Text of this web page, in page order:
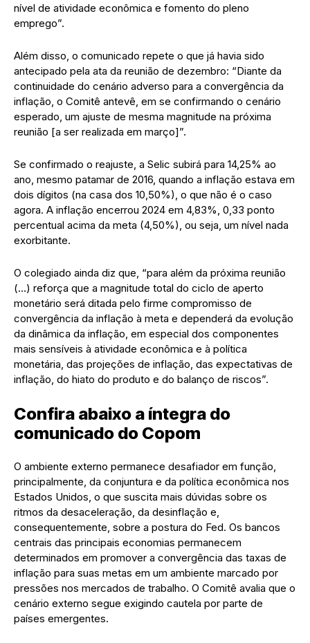
nível de atividade econômica e fomento do pleno
emprego”.
Além disso, o comunicado repete o que já havia sido
antecipado pela ata da reunião de dezembro: “Diante da
continuidade do cenário adverso para a convergência da
inflação, o Comitê antevê, em se confirmando o cenário
esperado, um ajuste de mesma magnitude na próxima
reunião [a ser realizada em março]”.
Se confirmado o reajuste, a Selic subirá para 14,25% ao
ano, mesmo patamar de 2016, quando a inflação estava em
dois dígitos (na casa dos 10,50%), o que não é o caso
agora. A inflação encerrou 2024 em 4,83%, 0,33 ponto
percentual acima da meta (4,50%), ou seja, um nível nada
exorbitante.
O colegiado ainda diz que, “para além da próxima reunião
(…) reforça que a magnitude total do ciclo de aperto
monetário será ditada pelo firme compromisso de
convergência da inflação à meta e dependerá da evolução
da dinâmica da inflação, em especial dos componentes
mais sensíveis à atividade econômica e à política
monetária, das projeções de inflação, das expectativas de
inflação, do hiato do produto e do balanço de riscos”.
Confira abaixo a íntegra do
comunicado do Copom
O ambiente externo permanece desafiador em função,
principalmente, da conjuntura e da política econômica nos
Estados Unidos, o que suscita mais dúvidas sobre os
ritmos da desaceleração, da desinflação e,
consequentemente, sobre a postura do Fed. Os bancos
centrais das principais economias permanecem
determinados em promover a convergência das taxas de
inflação para suas metas em um ambiente marcado por
pressões nos mercados de trabalho. O Comitê avalia que o
cenário externo segue exigindo cautela por parte de
países emergentes.